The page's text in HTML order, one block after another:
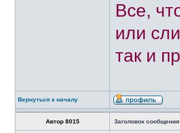
Все,
или
так и
Вернуться к началу
Автор 8015 Заголовок